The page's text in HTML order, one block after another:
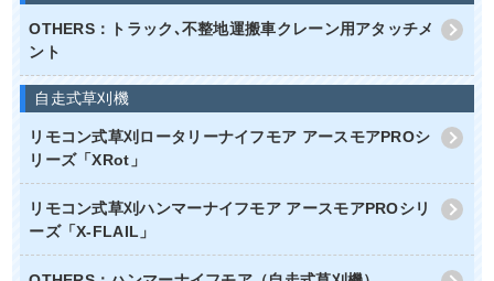
OTHERS：トラック､不整地運搬車クレーン用アタッチメ
ント
自走式草刈機
リモコン式草刈ロータリーナイフモア アースモアPROシ
リーズ「XRot」
リモコン式草刈ハンマーナイフモア アースモアPROシリ
ーズ「X-FLAIL」